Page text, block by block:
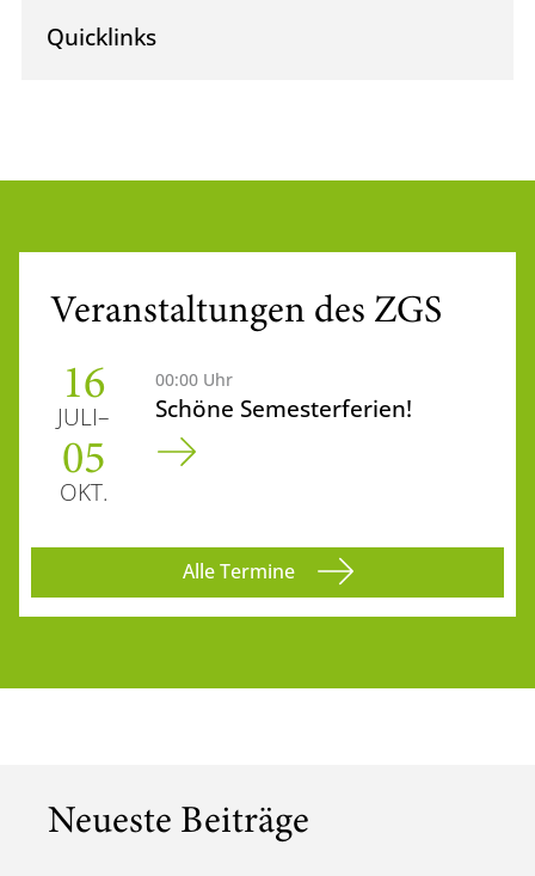
Quicklinks
Veranstaltungen des ZGS
16
JULI
05
OKT.
00:00 Uhr
Schöne Semesterferien!
Alle Termine
Neueste Beiträge